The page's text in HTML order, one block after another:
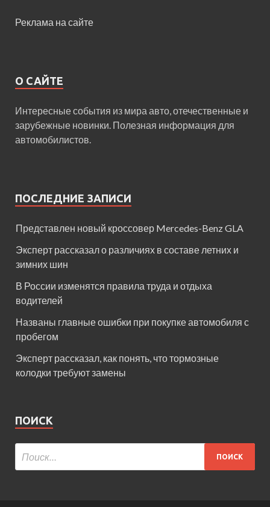
Реклама на сайте
О САЙТЕ
Интересные события из мира авто, отечественные и
зарубежные новинки. Полезная информация для
автомобилистов.
ПОСЛЕДНИЕ ЗАПИСИ
Представлен новый кроссовер Mercedes-Benz GLA
Эксперт рассказал о различиях в составе летних и
зимних шин
В России изменятся правила труда и отдыха
водителей
Названы главные ошибки при покупке автомобиля с
пробегом
Эксперт рассказал, как понять, что тормозные
колодки требуют замены
ПОИСК